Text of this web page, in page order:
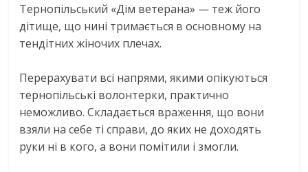
Тернопільський «Дім ветерана» — теж його
дітище, що нині тримається в основному на
тендітних жіночих плечах.
Перерахувати всі напрями, якими опікуються
тернопільські волонтерки, практично
неможливо. Складається враження, що вони
взяли на себе ті справи, до яких не доходять
руки ні в кого, а вони помітили і змогли.